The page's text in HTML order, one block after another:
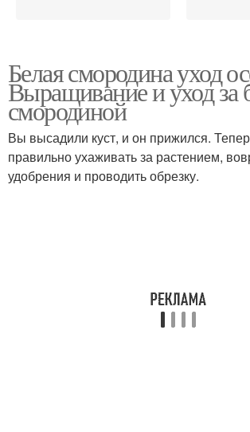
Белая смородина уход
Выращивание и уход за
смородиной
Вы высадили куст, и он прижился.
правильно ухаживать за растением,
удобрения и проводить обрезку.